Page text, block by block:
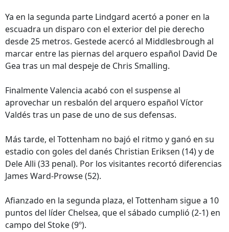
Ya en la segunda parte Lindgard acertó a poner en la
escuadra un disparo con el exterior del pie derecho
desde 25 metros. Gestede acercó al Middlesbrough al
marcar entre las piernas del arquero español David De
Gea tras un mal despeje de Chris Smalling.
Finalmente Valencia acabó con el suspense al
aprovechar un resbalón del arquero español Víctor
Valdés tras un pase de uno de sus defensas.
Más tarde, el Tottenham no bajó el ritmo y ganó en su
estadio con goles del danés Christian Eriksen (14) y de
Dele Alli (33 penal). Por los visitantes recortó diferencias
James Ward-Prowse (52).
Afianzado en la segunda plaza, el Tottenham sigue a 10
puntos del líder Chelsea, que el sábado cumplió (2-1) en
campo del Stoke (9º).